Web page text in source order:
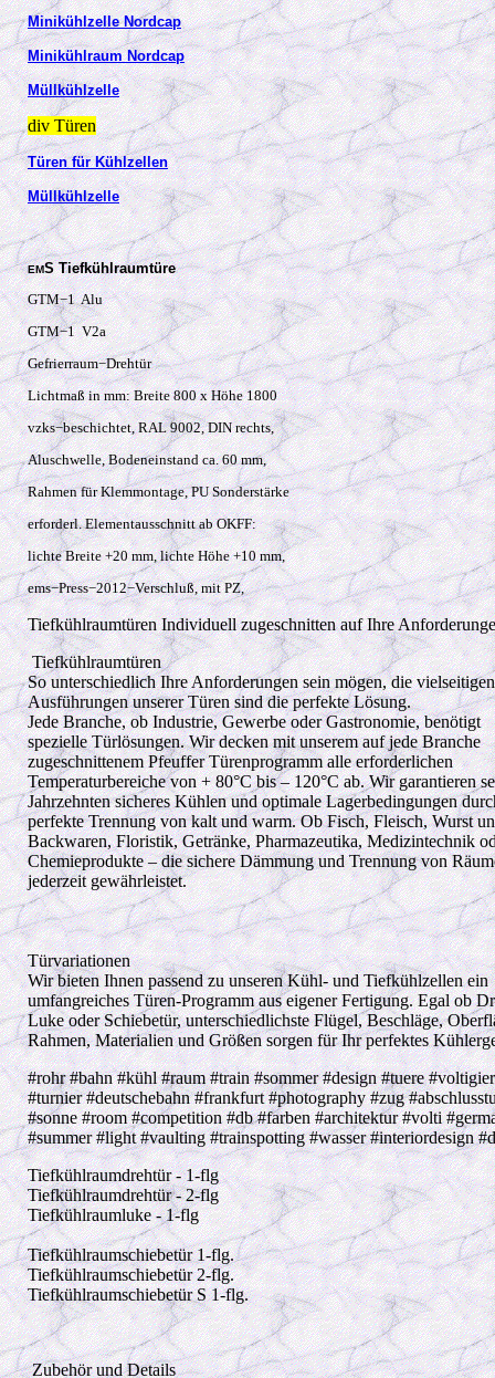
Minikühlzelle Nordcap
Minikühlraum Nordcap
Müllkühlzelle
div Türen
Türen für Kühlzellen
Müllkühlzelle
EMS Tiefkühlraumtüre
GTM−1 Alu
GTM−1 V2a
Gefrierraum−Drehtür
Lichtmaß in mm: Breite 800 x Höhe 1800
vzks−beschichtet, RAL 9002, DIN rechts,
Aluschwelle, Bodeneinstand ca. 60 mm,
Rahmen für Klemmontage, PU Sonderstärke
erforderl. Elementausschnitt ab OKFF:
lichte Breite +20 mm, lichte Höhe +10 mm,
ems−Press−2012−Verschluß, mit PZ,
Tiefkühlraumtüren Individuell zugeschnitten auf Ihre
Tiefkühlraumtüren
So unterschiedlich Ihre Anforderungen sein mögen, die vielseitigen
Ausführungen unserer Türen sind die perfekte Lösung.
Jede Branche, ob Industrie, Gewerbe oder Gastronomie, benötigt
spezielle Türlösungen. Wir decken mit unserem auf jede Branche
zugeschnittenem Pfeuffer Türenprogramm alle erforderlichen
Temperaturbereiche von + 80°C bis – 120°C ab. Wir garantieren
Jahrzehnten sicheres Kühlen und optimale Lagerbedingungen
perfekte Trennung von kalt und warm. Ob Fisch, Fleisch, Wurst
Backwaren, Floristik, Getränke, Pharmazeutika, Medizintechnik
Chemieprodukte – die sichere Dämmung und Trennung von
jederzeit gewährleistet.
Türvariationen
Wir bieten Ihnen passend zu unseren Kühl- und Tiefkühlzellen ein
umfangreiches Türen-Programm aus eigener Fertigung. Egal ob
Luke oder Schiebetür, unterschiedlichste Flügel, Beschläge,
Rahmen, Materialien und Größen sorgen für Ihr perfektes
#rohr #bahn #kühl #raum #train #sommer #design #tuere
#turnier #deutschebahn #frankfurt #photography #zug
#sonne #room #competition #db #farben #architektur #volti
#summer #light #vaulting #trainspotting #wasser #interiordesign
Tiefkühlraumdrehtür ‐ 1‐flg
Tiefkühlraumdrehtür ‐ 2‐flg
Tiefkühlraumluke ‐ 1‐flg
Tiefkühlraumschiebetür 1‐flg.
Tiefkühlraumschiebetür 2‐flg.
Tiefkühlraumschiebetür S 1‐flg.
Zubehör und Details